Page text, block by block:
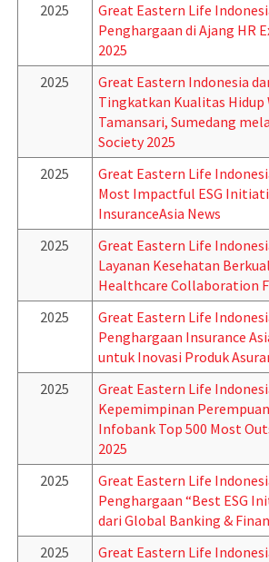
2025
Great Eastern Life
Penghargaan di Ajang HR
2025
2025
Great Eastern Indonesia
Tingkatkan Kualitas Hidup
Tamansari, Sumedang
Society 2025
2025
Great Eastern Life
Most Impactful ESG
InsuranceAsia News
2025
Great Eastern Life
Layanan Kesehatan
Healthcare Collaboration
2025
Great Eastern Life
Penghargaan Insurance
untuk Inovasi Produk
2025
Great Eastern Life
Kepemimpinan
Infobank Top 500 Most
2025
2025
Great Eastern Life
Penghargaan “Best ESG
dari Global Banking &
2025
Great Eastern Life